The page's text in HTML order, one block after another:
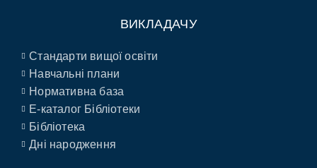
ВИКЛАДАЧУ
Стандарти вищої освіти
Навчальні плани
Нормативна база
E-каталог Бібліотеки
Бібліотека
Дні народження